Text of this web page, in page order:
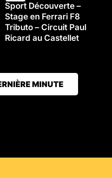
Sport Découverte –
Stage en Ferrari F8
Tributo – Circuit Paul
Ricard au Castellet
MINUTE